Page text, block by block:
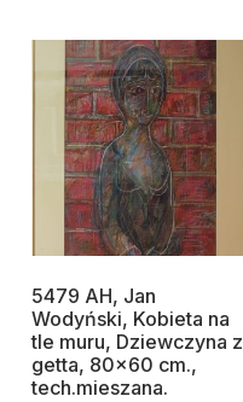
5479 AH, Jan
Wodyński, Kobieta na
tle muru, Dziewczyna z
getta, 80×60 cm.,
tech.mieszana.